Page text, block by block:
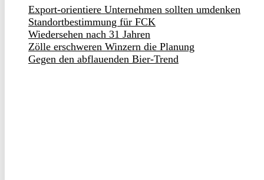
Export-orientiere Unternehmen sollten umdenken
Standortbestimmung für FCK
Wiedersehen nach 31 Jahren
Zölle erschweren Winzern die Planung
Gegen den abflauenden Bier-Trend